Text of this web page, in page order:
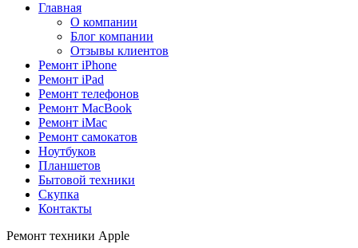
Главная
О компании
Блог компании
Отзывы клиентов
Ремонт iPhone
Ремонт iPad
Ремонт телефонов
Ремонт MacBook
Ремонт iMac
Ремонт самокатов
Ноутбуков
Планшетов
Бытовой техники
Скупка
Контакты
Ремонт техники Apple